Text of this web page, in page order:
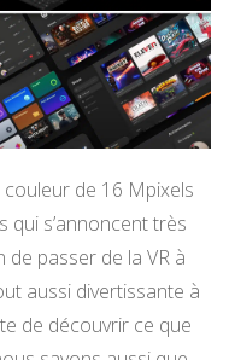
couleur de 16 Mpixels
qui s’annoncent très
passer de la VR à
aussi divertissante à
de découvrir ce que